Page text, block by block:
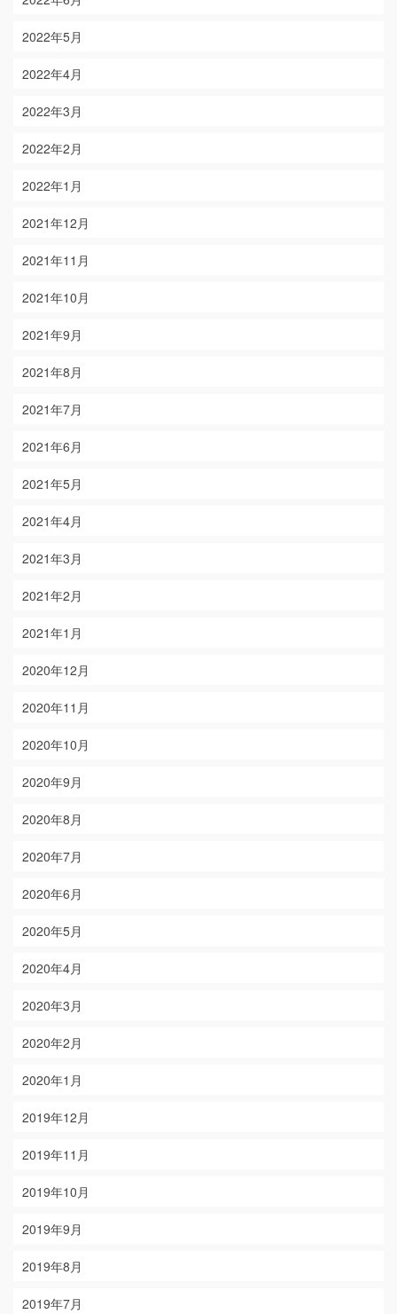
2022年5月
2022年4月
2022年3月
2022年2月
2022年1月
2021年12月
2021年11月
2021年10月
2021年9月
2021年8月
2021年7月
2021年6月
2021年5月
2021年4月
2021年3月
2021年2月
2021年1月
2020年12月
2020年11月
2020年10月
2020年9月
2020年8月
2020年7月
2020年6月
2020年5月
2020年4月
2020年3月
2020年2月
2020年1月
2019年12月
2019年11月
2019年10月
2019年9月
2019年8月
2019年7月